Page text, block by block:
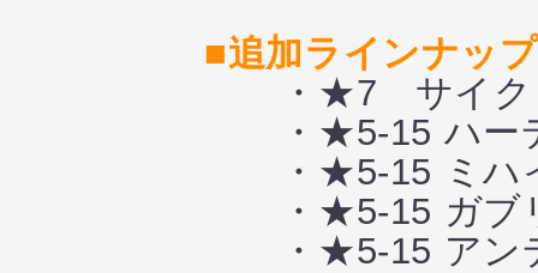
■追加ラインナップ
・★7 サイク
・★5-15 ハーデ
・★5-15 ミハ
・★5-15 ガブリ
・★5-15 アン